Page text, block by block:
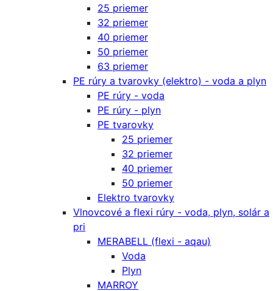
25 priemer
32 priemer
40 priemer
50 priemer
63 priemer
PE rúry a tvarovky (elektro) - voda a plyn
PE rúry - voda
PE rúry - plyn
PE tvarovky
25 priemer
32 priemer
40 priemer
50 priemer
Elektro tvarovky
Vlnovcové a flexi rúry - voda, plyn, solár a
pri
MERABELL (flexi - aqau)
Voda
Plyn
MARROY